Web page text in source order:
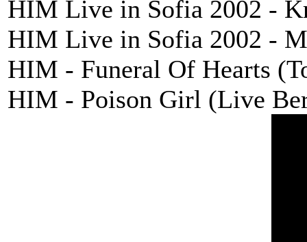
HIM Live in Sofia 2002 -
HIM Live in Sofia 2002 -
HIM - Funeral Of Hearts
HIM - Poison Girl (Live